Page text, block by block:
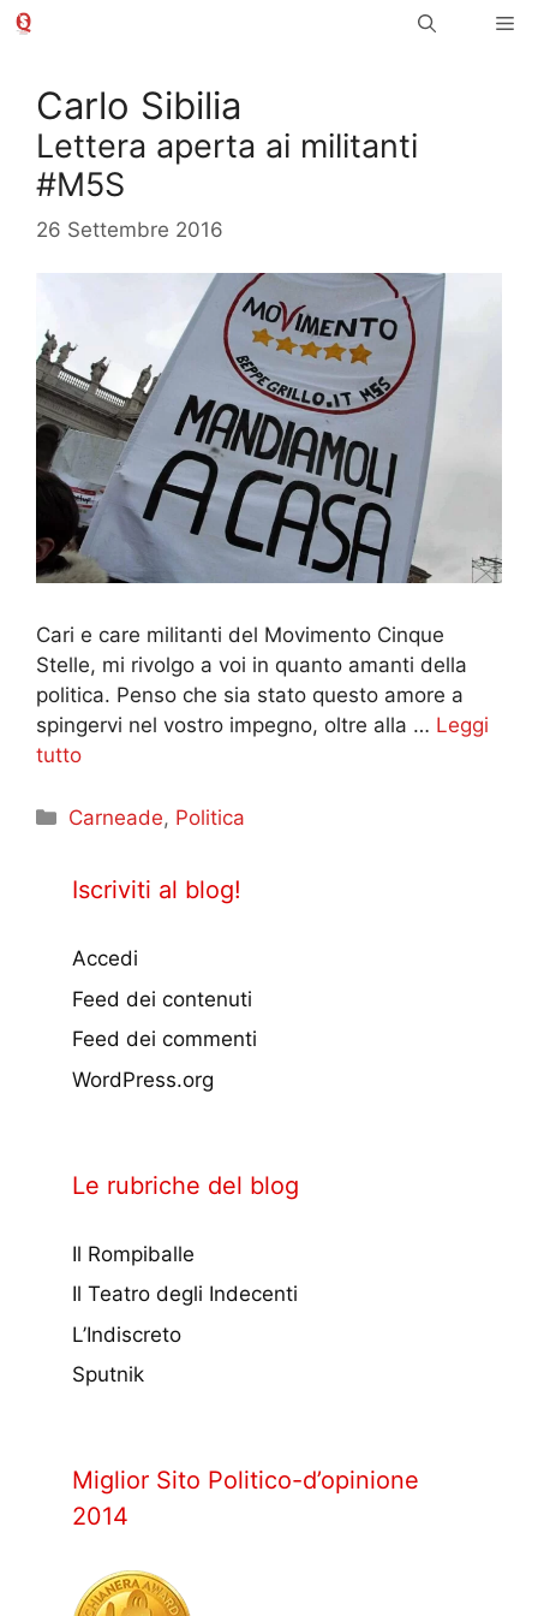
Vai
Carlo Sibilia
Lettera aperta ai militanti
#M5S
26 Settembre 2016
Cari e care militanti del Movimento Cinque
Stelle, mi rivolgo a voi in quanto amanti della
politica. Penso che sia stato questo amore a
spingervi nel vostro impegno, oltre alla … Leggi
tutto
Categorie
Carneade, Politica
Iscriviti al blog!
Accedi
Feed dei contenuti
Feed dei commenti
WordPress.org
Le rubriche del blog
Il Rompiballe
Il Teatro degli Indecenti
L’Indiscreto
Sputnik
Miglior Sito Politico-d’opinione
2014